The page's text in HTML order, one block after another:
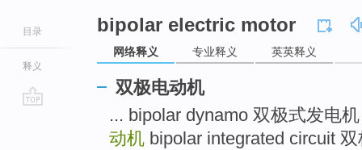
目录
释义
bipolar electric motor
网络释义 专业释义 英英释义
双极电动机
... bipolar dynamo 双极式发电
动机 bipolar integrated circuit